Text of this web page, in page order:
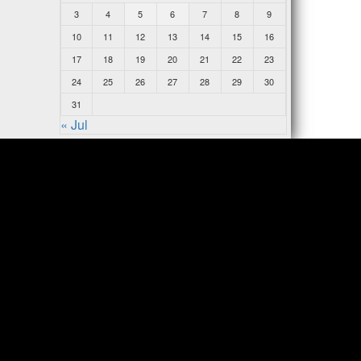
3
4 5 6 7 8
9
10
11 12 13 14 15
16
17
18 19 20 21 22
23
24
25 26 27 28 29
30
31
« Jul